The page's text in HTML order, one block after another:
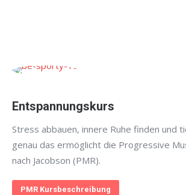
Entspannungskurs
Stress abbauen, innere Ruhe finden und
genau das ermöglicht die Progressive
nach Jacobson (PMR).
PMR Kursbeschreibung